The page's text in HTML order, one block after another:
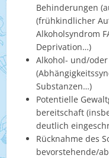
Behinderungen
(frühkindlicher
Alkoholsyndrom
Deprivation…)
Alkohol- und/
Substanzen…)
Potentielle
bereitschaft
deutlich
Rücknahme des
bevorstehende/